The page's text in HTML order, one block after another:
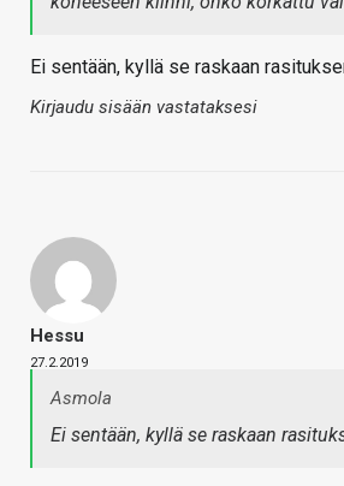
Ei sentään, kyllä se raskaan
Kirjaudu sisään vastataksesi
Hessu
27.2.2019
Asmola
Ei sentään, kyllä se raskaan